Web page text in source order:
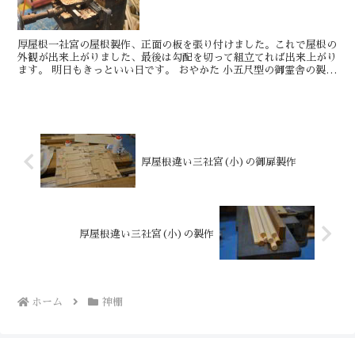
厚屋根一社宮の屋根製作、正面の板を張り付けました。これで屋根の
外観が出来上がりました、最後は勾配を切って組立てれば出来上がり
ます。 明日もきっといい日です。 おやかた 小五尺型の御霊舎の製作
厚屋根違い三社宮(小)の御扉製作
厚屋根違い三社宮(小)の製作
ホーム 神棚